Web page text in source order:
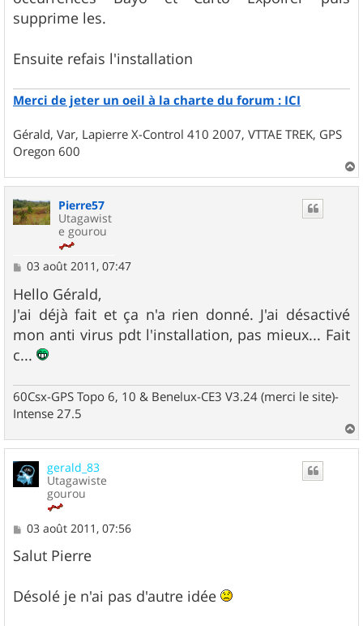
e
supprime les.
Ensuite refais l'installation
Merci de jeter un oeil à la charte du forum : ICI
Gérald, Var, Lapierre X-Control 410 2007, VTTAE TREK, GPS
Oregon 600
a
Pierre57
Utagawist
e gourou
M
s
s
a
g
e
03 août 2011, 07:47
Hello Gérald,
J'ai déjà fait et ça n'a rien donné. J'ai désactivé
mon anti virus pdt l'installation, pas mieux... Fait
c...
60Csx-GPS Topo 6, 10 & Benelux-CE3 V3.24 (merci le site)-
Intense 27.5
a
gerald_83
Utagawiste
gourou
M
s
s
g
e
03 août 2011, 07:56
Salut Pierre
Désolé je n'ai pas d'autre idée